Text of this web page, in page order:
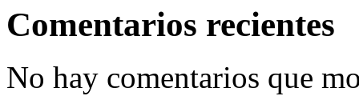
Comentarios recientes
No hay comentarios que